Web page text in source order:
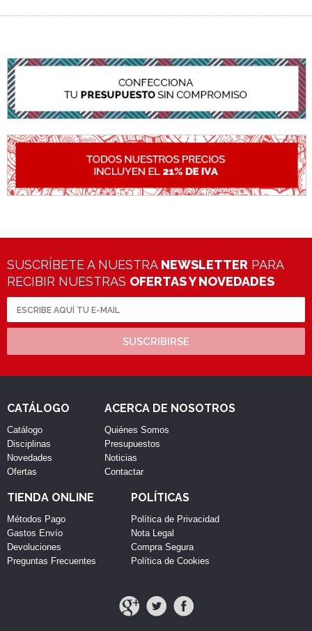
SUSCRÍBETE A NUESTRA NEWSLETTER PARA
RECIBIR NUESTRAS OFERTAS Y NOVEDADES
SUSCRIBIRSE
CATÁLOGO
Catálogo
Disciplinas
Novedades
Ofertas
ACERCA DE NOSOTROS
Quiénes Somos
Presupuestos
Noticias
Contactar
TIENDA ONLINE
Métodos Pago
Gastos Envío
Devoluciones
Preguntas Frecuentes
POLÍTICAS
Política de Privacidad
Nota Legal
Compra Segura
Política de Cookies